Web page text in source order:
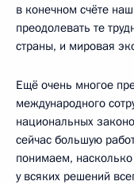
в конечном счёте
преодолевать те
страны, и мировая
Ещё очень многое
международного
национальных
сейчас большую
понимаем, насколько
у всяких решений